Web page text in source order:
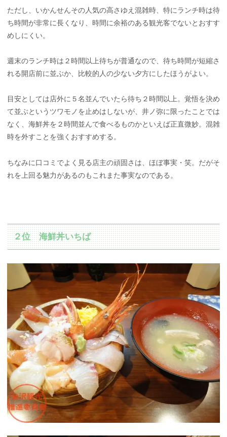
ただし、いかんせんその人気の高さゆえ混雑時、特にランチ時は待
ち時間が非常に長くなり、時間に余裕のある観光客でないとおすす
めしにくい。
週末のランチ時は２時間以上待ちが普通なので、待ち時間が短縮さ
れる開店前に並ぶか、比較的人の少ない夕方にしたほうがよい。
目安としては店外に５名並んでいたら待ち２時間以上。覚悟を決め
て並ぶというツワモノを止めはしないが、井ノ弥に限ったことでは
なく、海鮮丼を２時間並んで食べるものかといえば正直微妙。混雑
時を外すことを強くおすすめする。
ちなみに口コミでよく見る店主の頑固さは、ほぼ事実・笑。だがそ
れを上回る魅力があるのもこれまた事実なのである。
２位 海鮮丼いちば